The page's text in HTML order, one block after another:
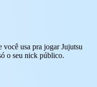
usa pra jogar Jujutsu
o seu nick público.